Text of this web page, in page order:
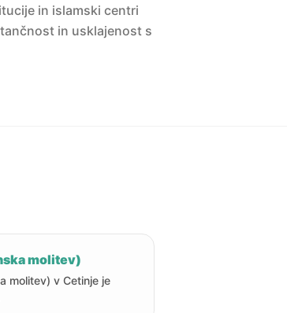
in islamski centri
in usklajenost s
molitev)
molitev) v Cetinje je